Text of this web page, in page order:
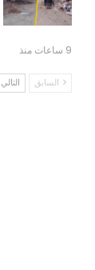
9 ساعات منذ
السابق التالي